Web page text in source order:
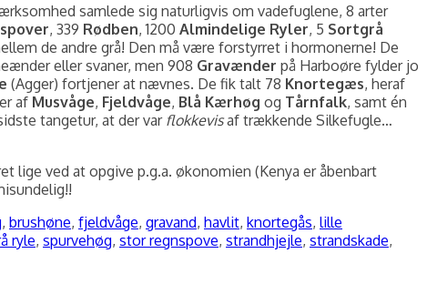
samlede sig naturligvis om vadefuglene, 8 arter
, 339 Rødben, 1200 Almindelige Ryler, 5 Sortgrå
de andre grå! Den må være forstyrret i hormonerne! De
eller svaner, men 908 Gravænder på Harboøre fylder jo
(Agger) fortjener at nævnes. De fik talt 78 Knortegæs, heraf
af Musvåge, Fjeldvåge, Blå Kærhøg og Tårnfalk, samt én
tangetur, at der var flokkevisaf trækkende Silkefugle…
lige ved at opgive p.g.a. økonomien (Kenya er åbenbart
, brushøne, fjeldvåge, gravand, havlit, knortegås, lille
ryle, spurvehøg, stor regnspove, strandhjejle, strandskade,